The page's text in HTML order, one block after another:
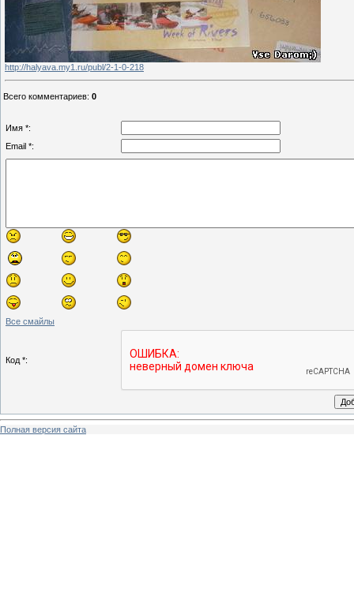
http://halyava.my1.ru/publ/2-1-0-218
Всего комментариев: 0
Имя *:
Email *:
Все смайлы
Код *:
Полная версия сайта